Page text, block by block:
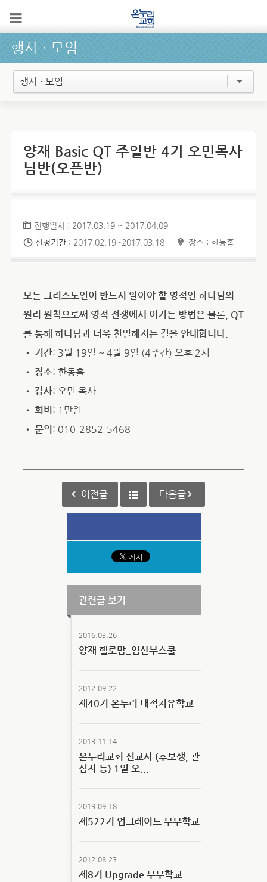
행사 ∙ 모임
행사 · 모임
양재 Basic QT 주일반 4기 오민목사
님반(오픈반)
진행일시 : 2017.03.19 ~ 2017.04.09
신청기간 : 2017.02.19~2017.03.18 장소 : 한동홀
모든 그리스도인이 반드시 알아야 할 영적인 하나님의
원리 원칙으로써 영적 전쟁에서 이기는 방법은 물론, QT
를 통해 하나님과 더욱 친밀해지는 길을 안내합니다.
• 기간: 3월 19일 ~ 4월 9일 (4주간) 오후 2시
• 장소: 한동홀
• 강사: 오민 목사
• 회비 : 1만원
• 문의 : 010-2852-5468
이전글 다음글
관련글 보기
2016.03.26
양재 헬로맘_임산부스쿨
2012.09.22
제40기 온누리 내적치유학교
2013.11.14
온누리교회 선교사 (후보생, 관
심자 등) 1일 오...
2019.09.18
제522기 업그레이드 부부학교
2012.08.23
제8기 Upgrade 부부학교